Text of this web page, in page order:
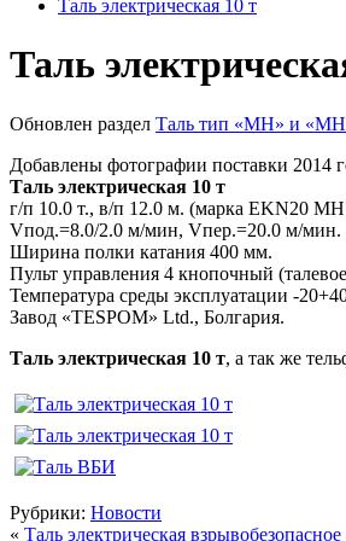
Таль электрическая 10 т
Таль
Обновлен раздел Таль тип «MH» и
Добавлены фотографии поставки 2014
Таль электрическая 10 т
г/п 10.0 т., в/п 12.0 м. (марка EKN20
Vпод.=8.0/2.0 м/мин, Vпер.=20.0 м/мин.
Ширина полки катания 400 мм.
Пульт управления 4 кнопочный
Температура среды эксплуатации -
Завод «TESPOM» Ltd., Болгария.
Таль электрическая 10 т, а так же
Рубрики: Новости
« Таль электрическая